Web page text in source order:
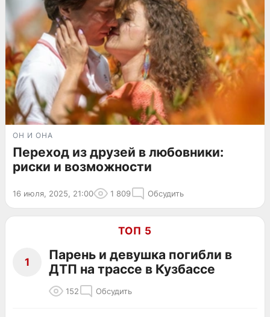
ОН И ОНА
Переход из друзей в любовники:
риски и возможности
16 июля, 2025, 21:00 1 809 Обсудить
ТОП 5
1
Парень и девушка погибли в
ДТП на трассе в Кузбассе
152 Обсудить